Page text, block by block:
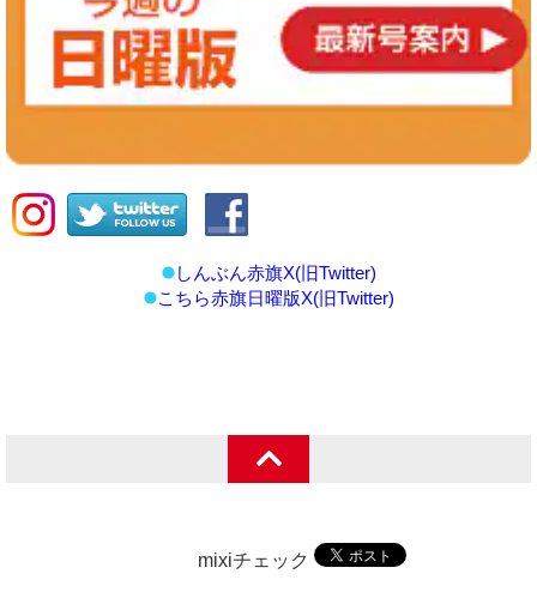
しんぶん赤旗X(旧Twitter)
こちら赤旗日曜版X(旧Twitter)
mixiチェック